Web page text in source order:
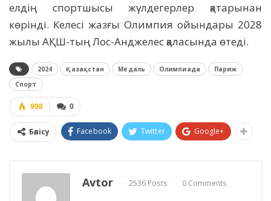
елдің спортшысы жүлдегерлер қатарынан
көрінді. Келесі жазғы Олимпия ойындары 2028
жылы АҚШ-тың Лос-Анджелес қаласында өтеді.
2024 Қазақстан Медаль Олимпиада
Париж
Спорт
0
998
Бөлісу Facebook Twitter Google+
Avtor 2536 Posts 0 Comments